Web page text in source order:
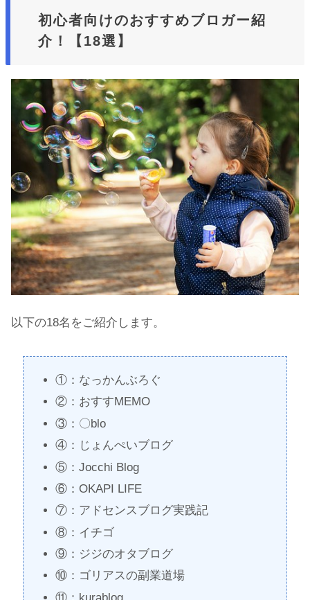
初心者向けのおすすめブロガー紹
介！【18選】
以下の18名をご紹介します。
①：なっかんぶろぐ
②：おすすMEMO
③：〇blo
④：じょんぺいブログ
⑤：Jocchi Blog
⑥：OKAPI LIFE
⑦：アドセンスブログ実践記
⑧：イチゴ
⑨：ジジのオタブログ
⑩：ゴリアスの副業道場